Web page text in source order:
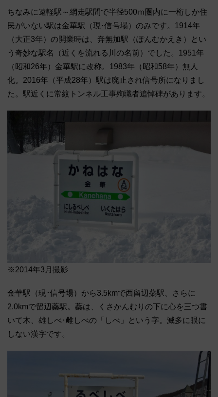
ちなみに遠軽駅～網走駅間で半径500ｍ圏内に一桁しか住
民がいない駅は金華駅（現･信号場）のみです。1914年
（大正3年）の開業時は、奔無加駅（ぽんむかえき）とい
う奇妙な駅名（近くを流れる川の名前）でした。1951年
（昭和26年）金華駅に改称。1983年（昭和58年）無人
化。2016年（平成28年）駅は廃止され信号所になりまし
た。駅近くに常紋トンネル工事殉職者追悼碑があります。
※2014年3月撮影
金華駅（現･信号場）から3.5kmで西留辺蘂駅、さらに
2.0kmで留辺蘂駅。蘂は、くさかんむりの下に心を三つ書
いて木、雄しべ･雌しべの「しべ」という字。滅多に眼に
しない漢字です。